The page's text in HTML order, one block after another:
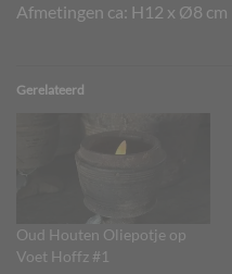
Afmetingen ca: H12 x Ø8 cm
Gerelateerd
Oud Houten Oliepotje op
Voet Hoffz #1